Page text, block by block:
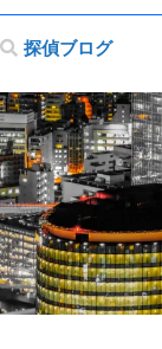
探偵ブログ